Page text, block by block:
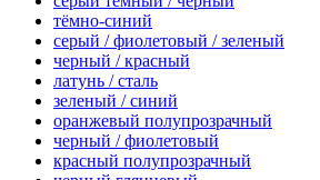
тёмно-синий
серый / фиолетовый / зеленый
черный / красный
латунь / сталь
зеленый / синий
оранжевый полупрозрачный
черный / фиолетовый
красный полупрозрачный